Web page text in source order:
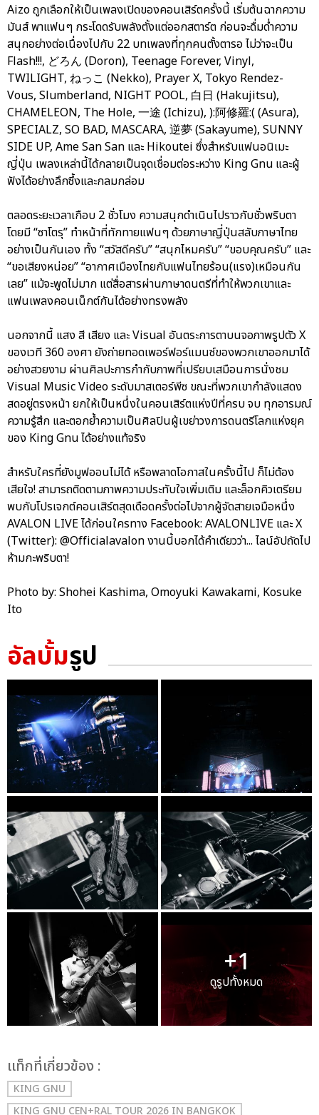
Aizo ถูกเลือกให้เป็นเพลงเปิดของคอนเสิร์ตครั้งนี้ เริ่มต้นฉากความ
มันส์ พาแฟนๆ กระโดดรับพลังตั้งแต่ออกสตาร์ต ก่อนจะดื่มด่ำความ
สนุกอย่างต่อเนื่องไปกับ 22 บทเพลงที่ทุกคนตั้งตารอ ไม่ว่าจะเป็น
Flash!!!, どろん (Doron), Teenage Forever, Vinyl,
TWILIGHT, ねっこ (Nekko), Prayer X, Tokyo Rendez-
Vous, Slumberland, NIGHT POOL, 白日 (Hakujitsu),
CHAMELEON, The Hole, 一途 (Ichizu), ):阿修羅:( (Asura),
SPECIALZ, SO BAD, MASCARA, 逆夢 (Sakayume), SUNNY
SIDE UP, Ame San San และ Hikoutei ซึ่งสำหรับแฟนอนิเมะ
ญี่ปุ่น เพลงเหล่านี้ได้กลายเป็นจุดเชื่อมต่อระหว่าง King Gnu และผู้
ฟังได้อย่างลึกซึ้งและกลมกล่อม
ตลอดระยะเวลาเกือบ 2 ชั่วโมง ความสนุกดำเนินไปราวกับชั่วพริบตา
โดยมี “ซาโตรุ” ทำหน้าที่ทักทายแฟนๆ ด้วยภาษาญี่ปุ่นสลับภาษาไทย
อย่างเป็นกันเอง ทั้ง “สวัสดีครับ” “สนุกไหมครับ” “ขอบคุณครับ” และ
“ขอเสียงหน่อย” “อากาศเมืองไทยกับแฟนไทยร้อน(แรง)เหมือนกัน
เลย” แม้จะพูดไม่มาก แต่สื่อสารผ่านภาษาดนตรีที่ทำให้พวกเขาและ
แฟนเพลงคอนเน็กต์กันได้อย่างทรงพลัง
นอกจากนี้ แสง สี เสียง และ Visual อันตระการตาบนจอภาพรูปตัว X
ของเวที 360 องศา ยังถ่ายทอดเพอร์ฟอร์แมนซ์ของพวกเขาออกมาได้
อย่างสวยงาม ผ่านศิลปะการกำกับภาพที่เปรียบเสมือนการนั่งชม
Visual Music Video ระดับมาสเตอร์พีซ ขณะที่พวกเขากำลังแสดง
สดอยู่ตรงหน้า ยกให้เป็นหนึ่งในคอนเสิร์ตแห่งปีที่ครบ จบ ทุกอารมณ์
ความรู้สึก และตอกย้ำความเป็นศิลปินผู้เขย่าวงการดนตรีโลกแห่งยุค
ของ King Gnu ได้อย่างแท้จริง
สำหรับใครที่ยังมูฟออนไม่ได้ หรือพลาดโอกาสในครั้งนี้ไป ก็ไม่ต้อง
เสียใจ! สามารถติดตามภาพความประทับใจเพิ่มเติม และล็อกคิวเตรียม
พบกับโปรเจกต์คอนเสิร์ตสุดเดือดครั้งต่อไปจากผู้จัดสายเจมือหนึ่ง
AVALON LIVE ได้ก่อนใครทาง Facebook: AVALONLIVE และ X
(Twitter): @Officialavalon งานนี้บอกได้คำเดียวว่า... ไลน์อัปถัดไป
ห้ามกะพริบตา!
Photo by: Shohei Kashima, Omoyuki Kawakami, Kosuke
Ito
อัลบั้มรูป
+1
ดูรูปทั้งหมด
เเท็กที่เกี่ยวข้อง :
KING GNU
KING GNU CEN+RAL TOUR 2026 IN BANGKOK